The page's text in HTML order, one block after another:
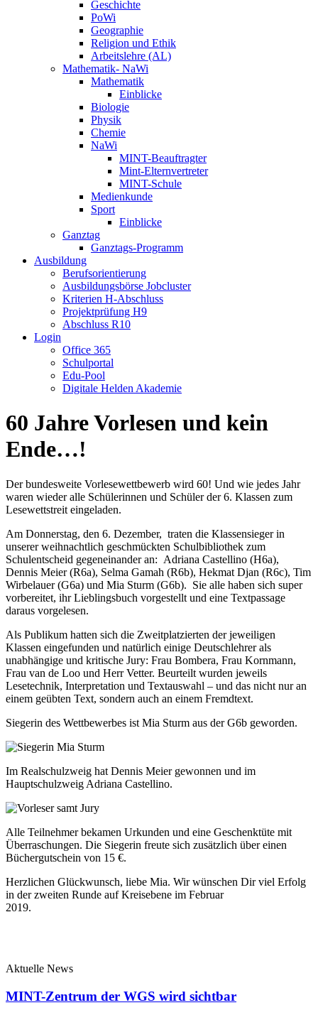
Geschichte
PoWi
Geographie
Religion und Ethik
Arbeitslehre (AL)
Mathematik- NaWi
Mathematik
Einblicke
Biologie
Physik
Chemie
NaWi
MINT-Beauftragter
Mint-Elternvertreter
MINT-Schule
Medienkunde
Sport
Einblicke
Ganztag
Ganztags-Programm
Ausbildung
Berufsorientierung
Ausbildungsbörse Jobcluster
Kriterien H-Abschluss
Projektprüfung H9
Abschluss R10
Login
Office 365
Schulportal
Edu-Pool
Digitale Helden Akademie
60 Jahre Vorlesen und kein
Ende…!
Der bundesweite Vorlesewettbewerb wird 60! Und wie jedes Jahr
waren wieder alle Schülerinnen und Schüler der 6. Klassen zum
Lesewettstreit eingeladen.
Am Donnerstag, den 6. Dezember, traten die Klassensieger in
unserer weihnachtlich geschmückten Schulbibliothek zum
Schulentscheid gegeneinander an: Adriana Castellino (H6a),
Dennis Meier (R6a), Selma Gamah (R6b), Hekmat Djan (R6c), Tim
Wirbelauer (G6a) und Mia Sturm (G6b). Sie alle haben sich super
vorbereitet, ihr Lieblingsbuch vorgestellt und eine Textpassage
daraus vorgelesen.
Als Publikum hatten sich die Zweitplatzierten der jeweiligen
Klassen eingefunden und natürlich einige Deutschlehrer als
unabhängige und kritische Jury: Frau Bombera, Frau Kornmann,
Frau van de Loo und Herr Vetter. Beurteilt wurden jeweils
Lesetechnik, Interpretation und Textauswahl – und das nicht nur an
einem geübten Text, sondern auch an einem Fremdtext.
Siegerin des Wettbewerbes ist Mia Sturm aus der G6b geworden.
Im Realschulzweig hat Dennis Meier gewonnen und im
Hauptschulzweig Adriana Castellino.
Alle Teilnehmer bekamen Urkunden und eine Geschenktüte mit
Überraschungen. Die Siegerin freute sich zusätzlich über einen
Büchergutschein von 15 €.
Herzlichen Glückwunsch, liebe Mia. Wir wünschen Dir viel Erfolg
in der zweiten Runde auf Kreisebene im Februar
Aktuelle News
MINT-Zentrum der WGS wird sichtbar